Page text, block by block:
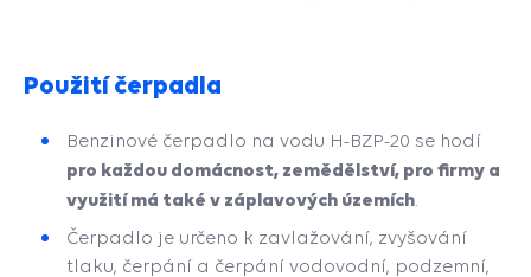
Použití čerpadla
Benzinové čerpadlo na vodu H-BZP-20 se hodí
pro každou domácnost, zemědělství, pro firmy a
využití má také v záplavových územích
Čerpadlo je určeno k zavlažování, zvyšování
tlaku, čerpání a čerpání vodovodní, podzemní,